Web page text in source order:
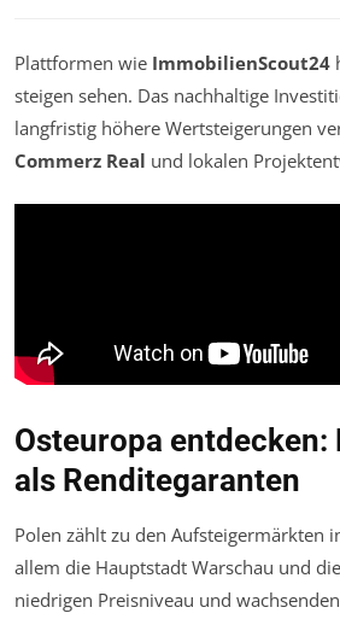
Plattformen wie ImmobilienScout24
steigen sehen. Das nachhaltige
langfristig höhere Wertsteigerungen
Commerz Real und lokalen
Osteuropa
als Renditegaranten
Polen zählt zu den Aufsteigermärkten
allem die Hauptstadt Warschau und
niedrigen Preisniveau und